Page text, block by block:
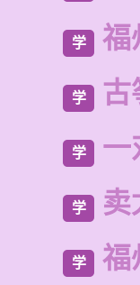
学 福
学 古
学 一
学 卖
学 福